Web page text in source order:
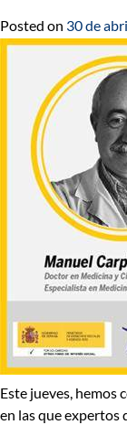
Posted on 30 de
Este jueves, hemos
en las que expertos